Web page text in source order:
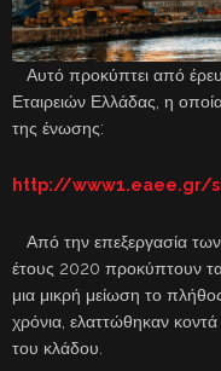
Αυτό προκύπτει από
Εταιρειών Ελλάδας, η
της ένωσης:
http://www1.eaee.gr/
Από την επεξεργασία
έτους 2020 προκύπτουν τα
μια μικρή μείωση το
χρόνια, ελαττώθηκαν
του κλάδου.